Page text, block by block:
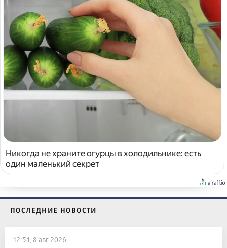
Никогда не храните огурцы в холодильнике: есть
один маленький секрет
ПОСЛЕДНИЕ НОВОСТИ
12:51, 8 авг 2026